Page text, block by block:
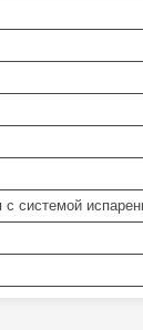
с системой